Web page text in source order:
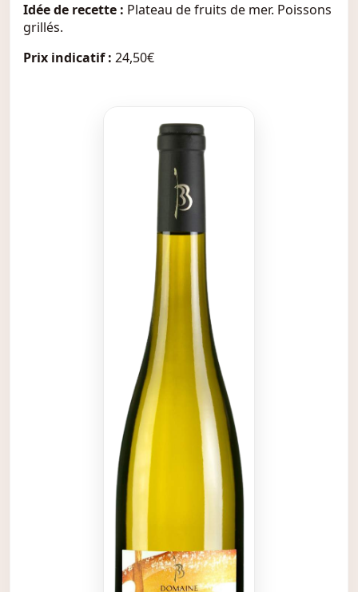
Idée de recette : Plateau de fruits de mer. Poissons
grillés.
Prix indicatif : 24,50€